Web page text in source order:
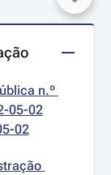
n.º
05-02
02